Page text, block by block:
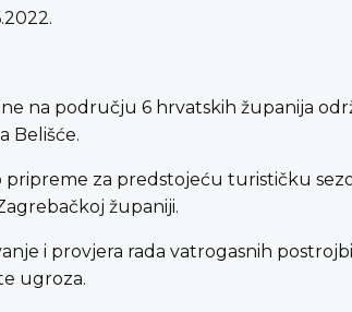
na području 6 hrvatskih županija
Belišće.
pripreme za predstojeću turističku
županiji.
i provjera rada vatrogasnih
ugroza.